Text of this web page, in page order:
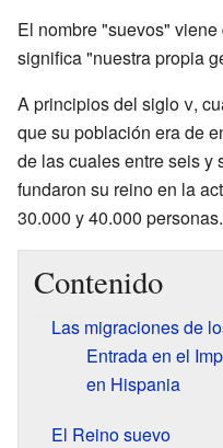
El nombre "suevos"
significa "nuestra propia
A principios del siglov,
que su población era de
de las cuales entre seis y
fundaron su reino en la
30.000 y 40.000 personas.
Contenido
Las migraciones de
Entrada en el
en Hispania
El Reino suevo